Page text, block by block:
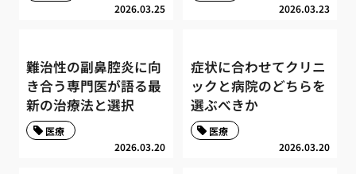
2026.03.25 2026.03.23
難治性の副鼻腔炎に向
き合う専門医が語る最
新の治療法と選択
2026.03.20
医療
症状に合わせてクリニ
ックと病院のどちらを
選ぶべきか
2026.03.20
医療